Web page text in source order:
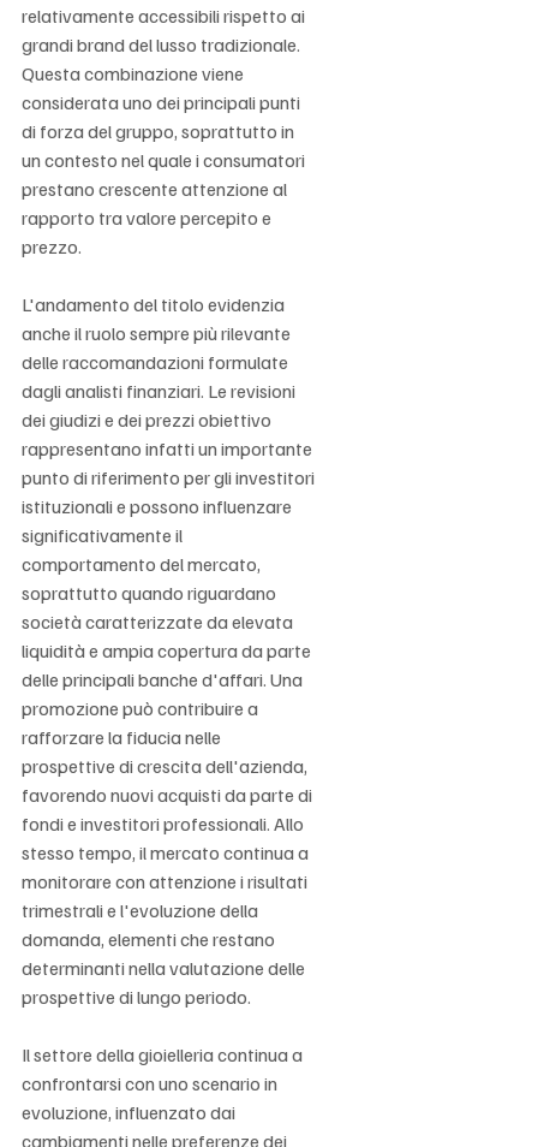
relativamente accessibili rispetto ai
grandi brand del lusso tradizionale.
Questa combinazione viene
considerata uno dei principali punti
di forza del gruppo, soprattutto in
un contesto nel quale i consumatori
prestano crescente attenzione al
rapporto tra valore percepito e
prezzo.
L'andamento del titolo evidenzia
anche il ruolo sempre più rilevante
delle raccomandazioni formulate
dagli analisti finanziari. Le revisioni
dei giudizi e dei prezzi obiettivo
rappresentano infatti un importante
punto di riferimento per gli investitori
istituzionali e possono influenzare
significativamente il
comportamento del mercato,
soprattutto quando riguardano
società caratterizzate da elevata
liquidità e ampia copertura da parte
delle principali banche d'affari. Una
promozione può contribuire a
rafforzare la fiducia nelle
prospettive di crescita dell'azienda,
favorendo nuovi acquisti da parte di
fondi e investitori professionali. Allo
stesso tempo, il mercato continua a
monitorare con attenzione i risultati
trimestrali e l'evoluzione della
domanda, elementi che restano
determinanti nella valutazione delle
prospettive di lungo periodo.
Il settore della gioielleria continua a
confrontarsi con uno scenario in
evoluzione, influenzato dai
cambiamenti nelle preferenze dei